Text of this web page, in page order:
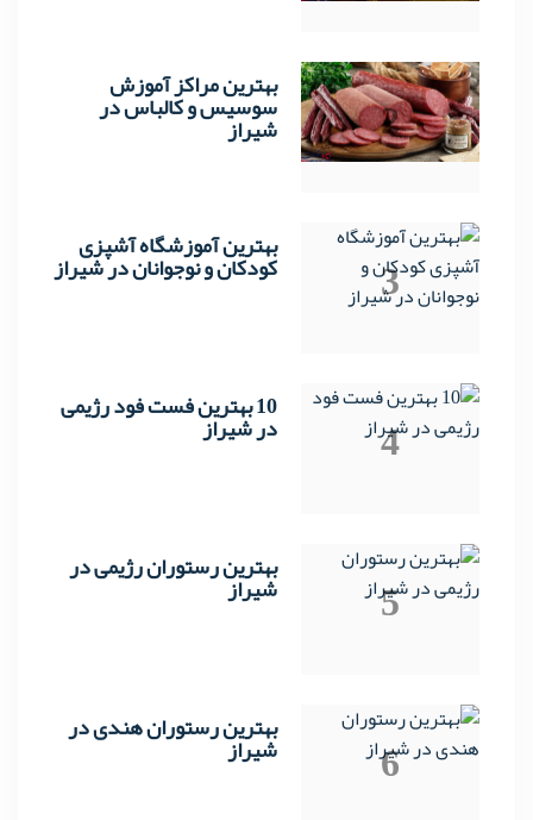
2 بهترین مراکز آموزش
سوسیس و کالباس در
شیراز
3 بهترین آموزشگاه آشپزی
کودکان و نوجوانان در شیراز
4 10 بهترین فست فود رژیمی
در شیراز
5 بهترین رستوران رژیمی در
شیراز
6 بهترین رستوران هندی در
شیراز